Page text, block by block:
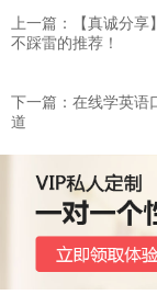
上一篇：​【真诚分
不踩雷的推荐！
下一篇：在线学英语
道